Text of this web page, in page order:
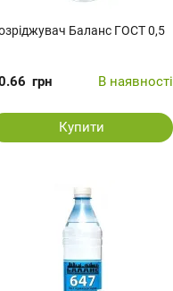
Баланс ГОСТ 0,5
грн В наявності
Купити